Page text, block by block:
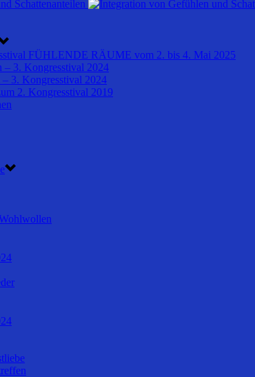
FÜHLENDE RÄUME vom 2. bis 4. Mai 2025
– 3. Kongresstival 2024
– 3. Kongresstival 2024
2. Kongresstival 2019